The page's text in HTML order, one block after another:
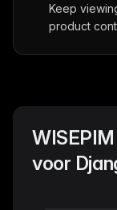
Keep
product
voor